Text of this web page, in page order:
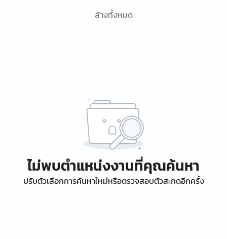
ล้างทั้งหมด
ไม่พบตำแหน่งงานที่คุณค้นหา
ปรับตัวเลือกการค้นหาใหม่หรือตรวจสอบตัวสะกดอีกครั้ง